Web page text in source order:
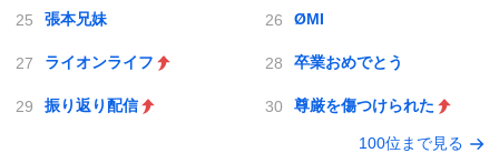
張本兄妹 ØMI
ライオンライフ 卒業おめでとう
振り返り配信 尊厳を傷つけられた
100位まで見る